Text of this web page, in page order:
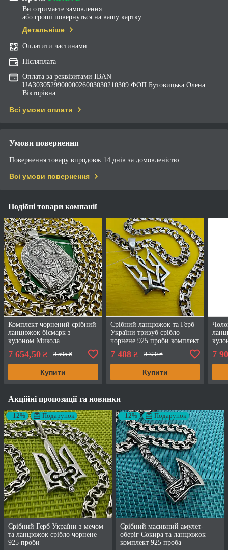
Ви отримаєте замовлення
або гроші повернуться на вашу картку
Детальніше
Оплатити частинами
Післяплата
Оплата за реквізитами IBAN
UA303052990000026003030210309 ФОП Бутовицька Олена
Вікторівна
Всі умови оплати
Умови повернення
Повернення товару впродовж 14 днів за домовленістю
Всі умови повернення
Подібні товари компанії
Комплект чорнений срібний
ланцюжок бісмарк з
кулоном Микола
7 654,50 ₴ 8 505 ₴
Купити
Срібний ланцюжок та Герб
України тризуб срібло
чорнене 925 проби комплект
7 488₴ 8 320 ₴
Купити
7
Акційні пропозиції та новинки
–12% Подарунок
Срібний Герб України з мечом
та ланцюжок срібло чорнене
925 проби
–12% Подарунок
Срібний масивний амулет-
оберіг Сокира та ланцюжок
комплект 925 проба